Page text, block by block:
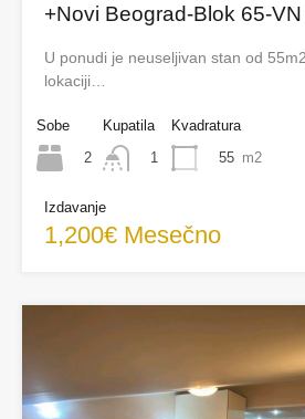
+Novi Beograd-Blok 65-
U ponudi je neuseljivan stan od
lokaciji…
Sobe
2
Kupatila
1
Kvadratura
55 m2
Izdavanje
1,200€ Mesečno